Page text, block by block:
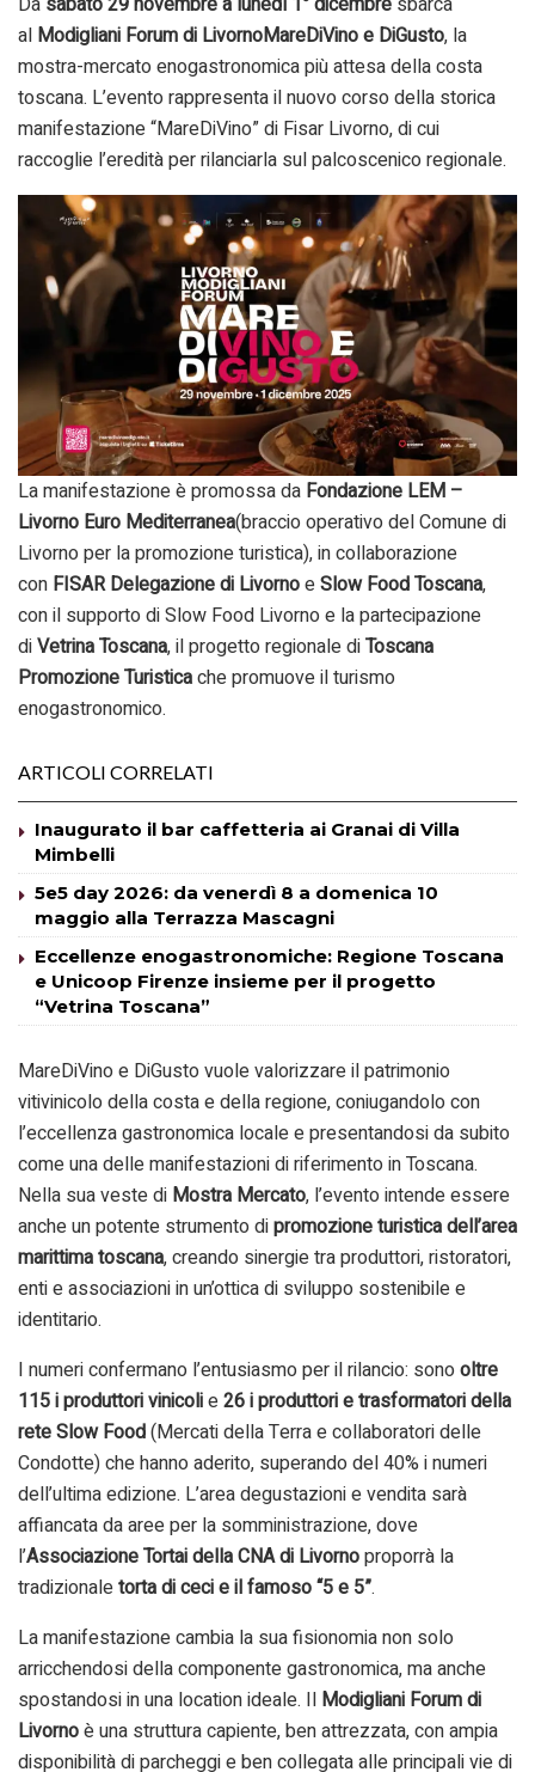
al Modigliani Forum di LivornoMareDiVino e DiGusto, la
mostra-mercato enogastronomica più attesa della costa
toscana. L’evento rappresenta il nuovo corso della storica
manifestazione “MareDiVino” di Fisar Livorno, di cui
raccoglie l’eredità per rilanciarla sul palcoscenico regionale.
La manifestazione è promossa da Fondazione LEM –
Livorno Euro Mediterranea(braccio operativo del Comune di
Livorno per la promozione turistica), in collaborazione
con FISAR Delegazione di LivornoeSlow Food Toscana,
con il supporto di Slow Food Livorno e la partecipazione
diVetrina Toscana, il progetto regionale diToscana
Promozione Turisticache promuove il turismo
enogastronomico.
ARTICOLI CORRELATI
Inaugurato il bar caffetteria ai Granai di Villa
Mimbelli
5e5 day 2026: da venerdì 8 a domenica 10
maggio alla Terrazza Mascagni
Eccellenze enogastronomiche: Regione Toscana
e Unicoop Firenze insieme per il progetto
“Vetrina Toscana”
MareDiVino e DiGusto vuole valorizzare il patrimonio
vitivinicolo della costa e della regione, coniugandolo con
l’eccellenza gastronomica locale e presentandosi da subito
come una delle manifestazioni di riferimento in Toscana.
Nella sua veste di Mostra Mercato, l’evento intende essere
anche un potente strumento dipromozione turistica dell’area
marittima toscana, creando sinergie tra produttori, ristoratori,
enti e associazioni in un’ottica di sviluppo sostenibile e
identitario.
I numeri confermano l’entusiasmo per il rilancio: sonooltre
115 i produttori vinicolie26 i produttori e trasformatori della
rete Slow Food(Mercati della Terra e collaboratori delle
Condotte) che hanno aderito, superando del 40% i numeri
dell’ultima edizione. L’area degustazioni e vendita sarà
affiancata da aree per la somministrazione, dove
l’Associazione Tortai della CNA di Livornoproporrà la
tradizionaletorta di ceci e il famoso “5 e 5”.
La manifestazione cambia la sua fisionomia non solo
arricchendosi della componente gastronomica, ma anche
spostandosi in una location ideale. Il Modigliani Forum di
Livornoè una struttura capiente, ben attrezzata, con ampia
disponibilità di parcheggi e ben collegata alle principali vie di